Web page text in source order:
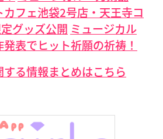
フェ池袋2号店・天王寺コ
グッズ公開 ミュージカル
発表でヒット祈願の祈祷！
する情報まとめはこちら